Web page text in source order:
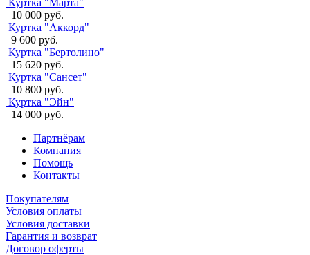
10 000 руб.
Куртка "Аккорд"
9 600 руб.
Куртка "Бертолино"
15 620 руб.
Куртка "Сансет"
10 800 руб.
Куртка "Эйн"
14 000 руб.
Партнёрам
Компания
Помощь
Контакты
Покупателям
Условия оплаты
Условия доставки
Гарантия и возврат
Договор оферты